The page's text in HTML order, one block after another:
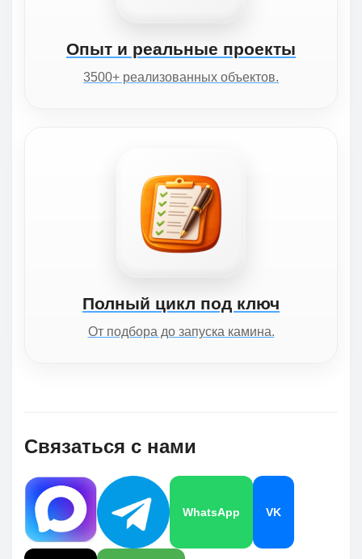
Опыт и реальные проекты
3500+ реализованных объектов.
Полный цикл под ключ
От подбора до запуска камина.
Связаться с нами
WhatsApp VK